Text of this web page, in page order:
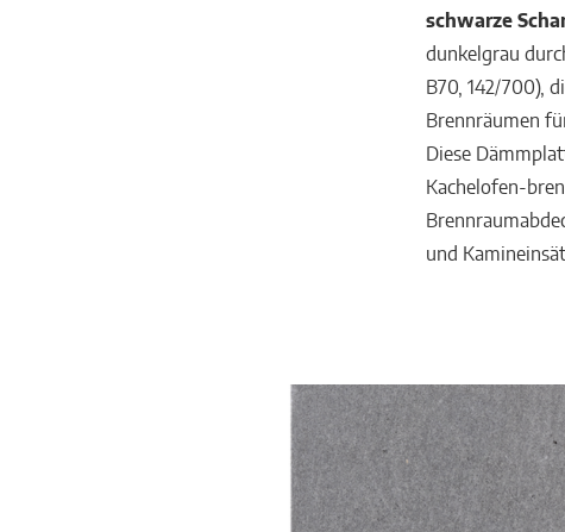
schwarze
dunkelgrau
B70, 142/700),
Brennräumen
Diese
Kachelofen-
und